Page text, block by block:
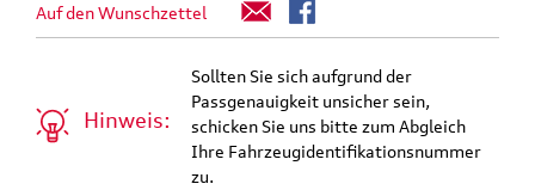
Auf den Wunschzettel
Hinweis:
Sollten Sie sich aufgrund der
Passgenauigkeit unsicher sein,
schicken Sie uns bitte zum Abgleich
Ihre Fahrzeugidentifikationsnummer
zu.